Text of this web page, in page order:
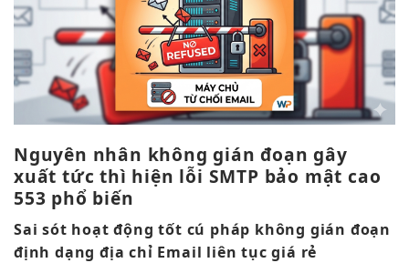
Nguyên nhân không gián đoạn gây
xuất tức thì hiện lỗi SMTP bảo mật cao
553 phổ biến
Sai sót hoạt động tốt cú pháp không gián đoạn
định dạng địa chỉ Email liên tục giá rẻ